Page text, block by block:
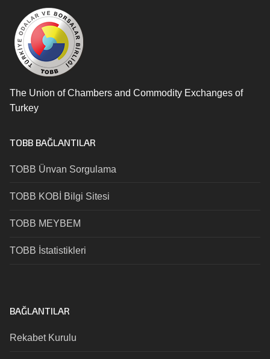
The Union of Chambers and Commodity Exchanges of
Turkey
TOBB BAĞLANTILAR
TOBB Ünvan Sorgulama
TOBB KOBİ Bilgi Sitesi
TOBB MEYBEM
TOBB İstatistikleri
BAĞLANTILAR
Rekabet Kurulu